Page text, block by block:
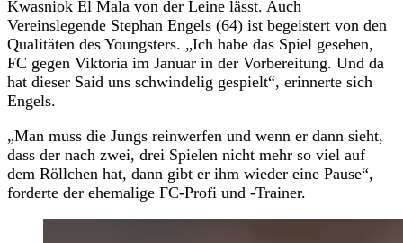
Kwasniok El Mala von der Leine lässt. Auch
Vereinslegende Stephan Engels (64) ist begeistert von den
Qualitäten des Youngsters. „Ich habe das Spiel gesehen,
FC gegen Viktoria im Januar in der Vorbereitung. Und da
hat dieser Said uns schwindelig gespielt“, erinnerte sich
Engels.
„Man muss die Jungs reinwerfen und wenn er dann sieht,
dass der nach zwei, drei Spielen nicht mehr so viel auf
dem Röllchen hat, dann gibt er ihm wieder eine Pause“,
forderte der ehemalige FC-Profi und -Trainer.